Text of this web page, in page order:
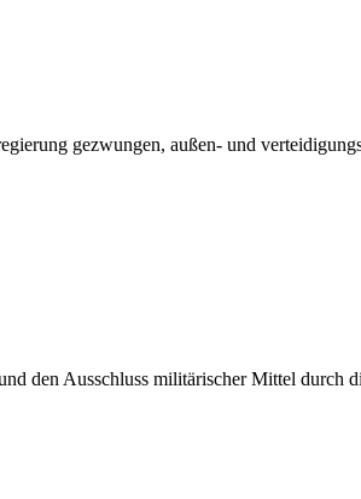
gezwungen, außen- und
den Ausschluss militärischer Mittel durch